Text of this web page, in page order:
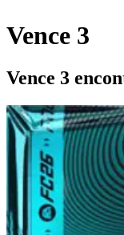
Vence 3
Vence 3